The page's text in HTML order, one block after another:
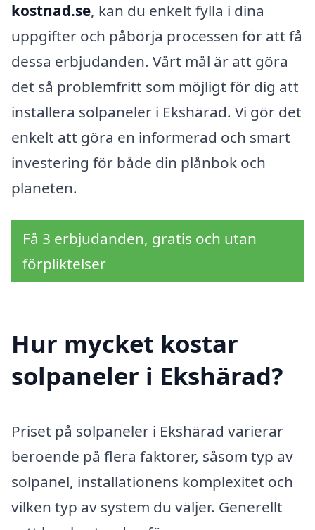
kostnad.se, kan du enkelt fylla i dina
uppgifter och påbörja processen för att få
dessa erbjudanden. Vårt mål är att göra
det så problemfritt som möjligt för dig att
installera solpaneler i Ekshärad. Vi gör det
enkelt att göra en informerad och smart
investering för både din plånbok och
planeten.
Få 3 erbjudanden, gratis och utan
förpliktelser
Hur mycket kostar
solpaneler i Ekshärad?
Priset på solpaneler i Ekshärad varierar
beroende på flera faktorer, såsom typ av
solpanel, installationens komplexitet och
vilken typ av system du väljer. Generellt